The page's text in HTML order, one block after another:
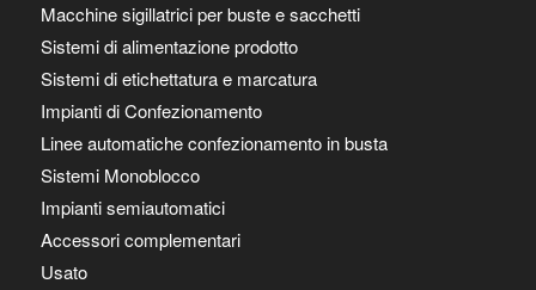
Macchine sigillatrici per buste e sacchetti
Sistemi di alimentazione prodotto
Sistemi di etichettatura e marcatura
Impianti di Confezionamento
Linee automatiche confezionamento in busta
Sistemi Monoblocco
Impianti semiautomatici
Accessori complementari
Usato